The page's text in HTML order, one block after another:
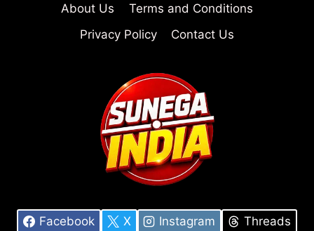
About Us
Terms and Conditions
Privacy Policy
Contact Us
Facebook X Instagram Threads